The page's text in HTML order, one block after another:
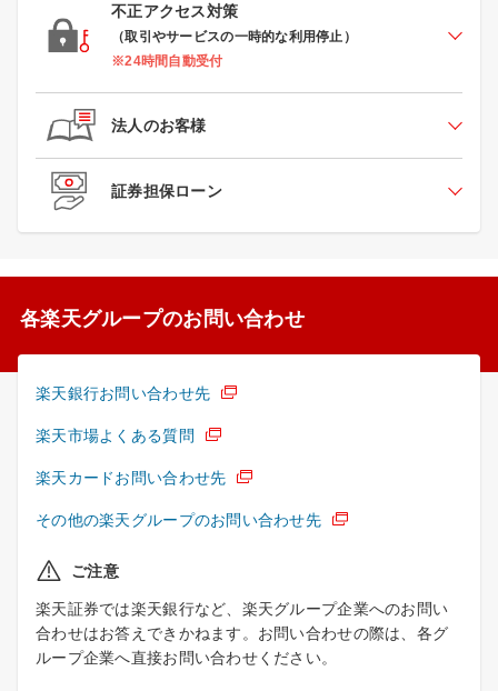
不正アクセス対策
（取引やサービスの一時的な利用停止）
※24時間自動受付
法人のお客様
証券担保ローン
各楽天グループのお問い合わせ
楽天銀行お問い合わせ先
楽天市場よくある質問
楽天カードお問い合わせ先
その他の楽天グループのお問い合わせ先
ご注意
楽天証券では楽天銀行など、楽天グループ企業へのお問い
合わせはお答えできかねます。お問い合わせの際は、各グ
ループ企業へ直接お問い合わせください。